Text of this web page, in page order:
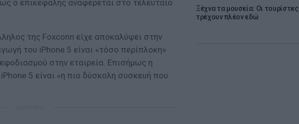
Ξέχνα τα μουσεία: Οι τουρίστες
τρέχουν πλέον εδώ
ο επικεφαλής αναφέρεται στο τελευταίο
της Foxconn είχε αποκαλύψει στην
του iPhone 5 είναι «τόσο περίπλοκη»
στην εταιρεία. Επισήμως η
5 είναι «η πιο δύσκολη συσκευή που